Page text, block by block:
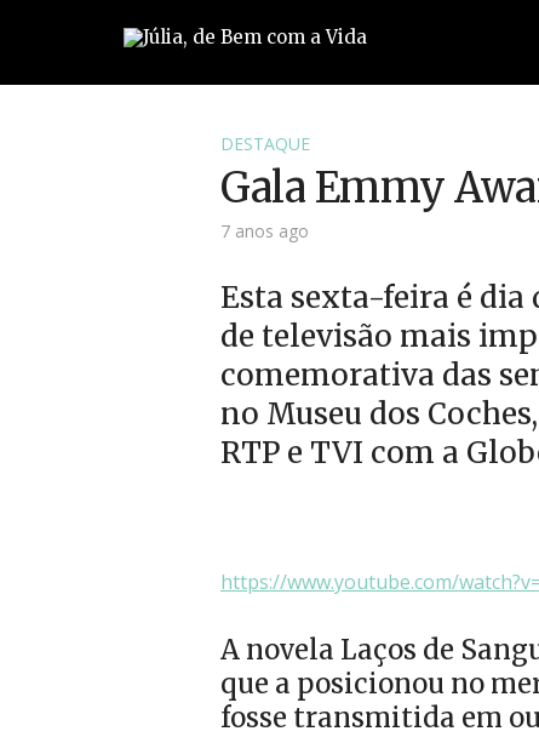
DESTAQUE
Gala Emmy
7 anos ago
Esta sexta-feira é dia
de televisão mais
comemorativa das
no Museu dos
RTP e TVI com a
https://www.youtube.com/
A novela Laços de
que a posicionou no
fosse transmitida em